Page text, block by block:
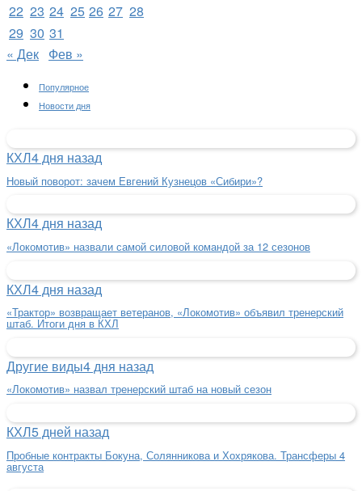
22 23 24 25 26 27 28
29 30 31
« Дек Фев »
Популярное
Новости дня
КХЛ4 дня назад
Новый поворот: зачем Евгений Кузнецов «Сибири»?
КХЛ4 дня назад
«Локомотив» назвали самой силовой командой за 12 сезонов
КХЛ4 дня назад
«Трактор» возвращает ветеранов, «Локомотив» объявил тренерский
штаб. Итоги дня в КХЛ
Другие виды4 дня назад
«Локомотив» назвал тренерский штаб на новый сезон
КХЛ5 дней назад
Пробные контракты Бокуна, Солянникова и Хохрякова. Трансферы 4
августа